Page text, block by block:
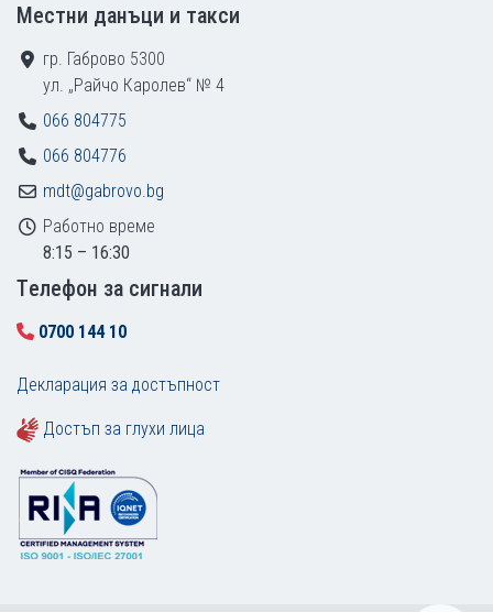
Местни данъци и такси
гр. Габрово 5300
ул. „Райчо Каролев“ № 4
066 804775
066 804776
mdt@gabrovo.bg
Работно време
8:15 – 16:30
Tелефон за сигнали
0700 144 10
Декларация за достъпност
Достъп за глухи лица